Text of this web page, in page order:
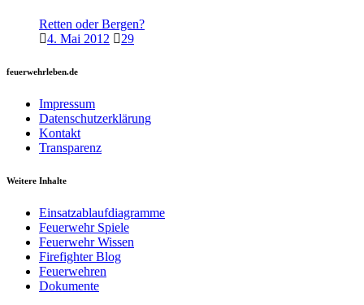
Retten oder Bergen?
4. Mai 2012
29
feuerwehrleben.de
Impressum
Datenschutzerklärung
Kontakt
Transparenz
Weitere Inhalte
Einsatzablaufdiagramme
Feuerwehr Spiele
Feuerwehr Wissen
Firefighter Blog
Feuerwehren
Dokumente